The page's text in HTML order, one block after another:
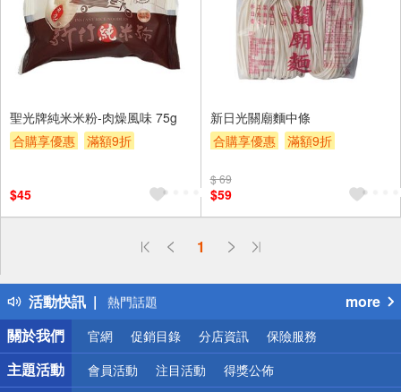
聖光牌純米米粉-肉燥風味 75g
合購享優惠
滿額9折
$45
新日光關廟麵中條
合購享優惠
滿額9折
$ 69
$59
1
活動快訊
偏遠地區配送
得獎公告
熱門話題
銀行優惠
偏遠地區配送
詐騙網頁！請小心！
more
關於我們
官網 促銷目錄 分店資訊 保險服務
主題活動 會員活動 注目活動 得獎公佈